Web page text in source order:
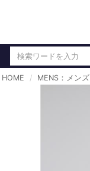
HOME MENS：メンズ